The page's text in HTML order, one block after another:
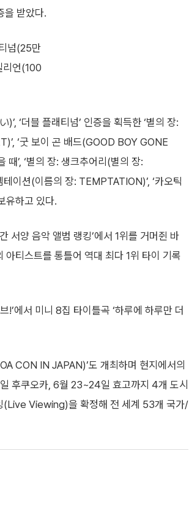
을 받았다.
넘(25만
리언(100
‘더블 플래티넘’ 인증을 획득한 ‘별의 장:
‘굿 보이 곤 배드(GOOD BOY GONE
때’, ‘별의 장: 생크추어리(별의 장:
이션(이름의 장: TEMPTATION)’, ‘카오틱
유하고 있다.
서양 음악 앨범 랭킹’에서 1위를 거머쥔 바
아티스트를 통틀어 역대 최다 1위 타이 기록
에서 미니 8집 타이틀곡 ‘하루에 하루만 더
CON IN JAPAN)’도 개최하며 현지에서의
후쿠오카, 6월 23~24일 효고까지 4개 도시
(Live Viewing)을 확정해 전 세계 53개 국가/